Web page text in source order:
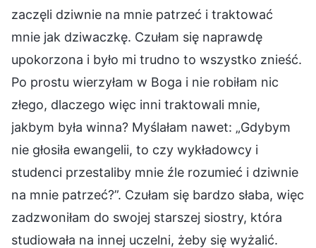
zaczęli dziwnie na mnie patrzeć i traktować
mnie jak dziwaczkę. Czułam się naprawdę
upokorzona i było mi trudno to wszystko znieść.
Po prostu wierzyłam w Boga i nie robiłam nic
złego, dlaczego więc inni traktowali mnie,
jakbym była winna? Myślałam nawet: „Gdybym
nie głosiła ewangelii, to czy wykładowcy i
studenci przestaliby mnie źle rozumieć i dziwnie
na mnie patrzeć?”. Czułam się bardzo słaba, więc
zadzwoniłam do swojej starszej siostry, która
studiowała na innej uczelni, żeby się wyżalić.